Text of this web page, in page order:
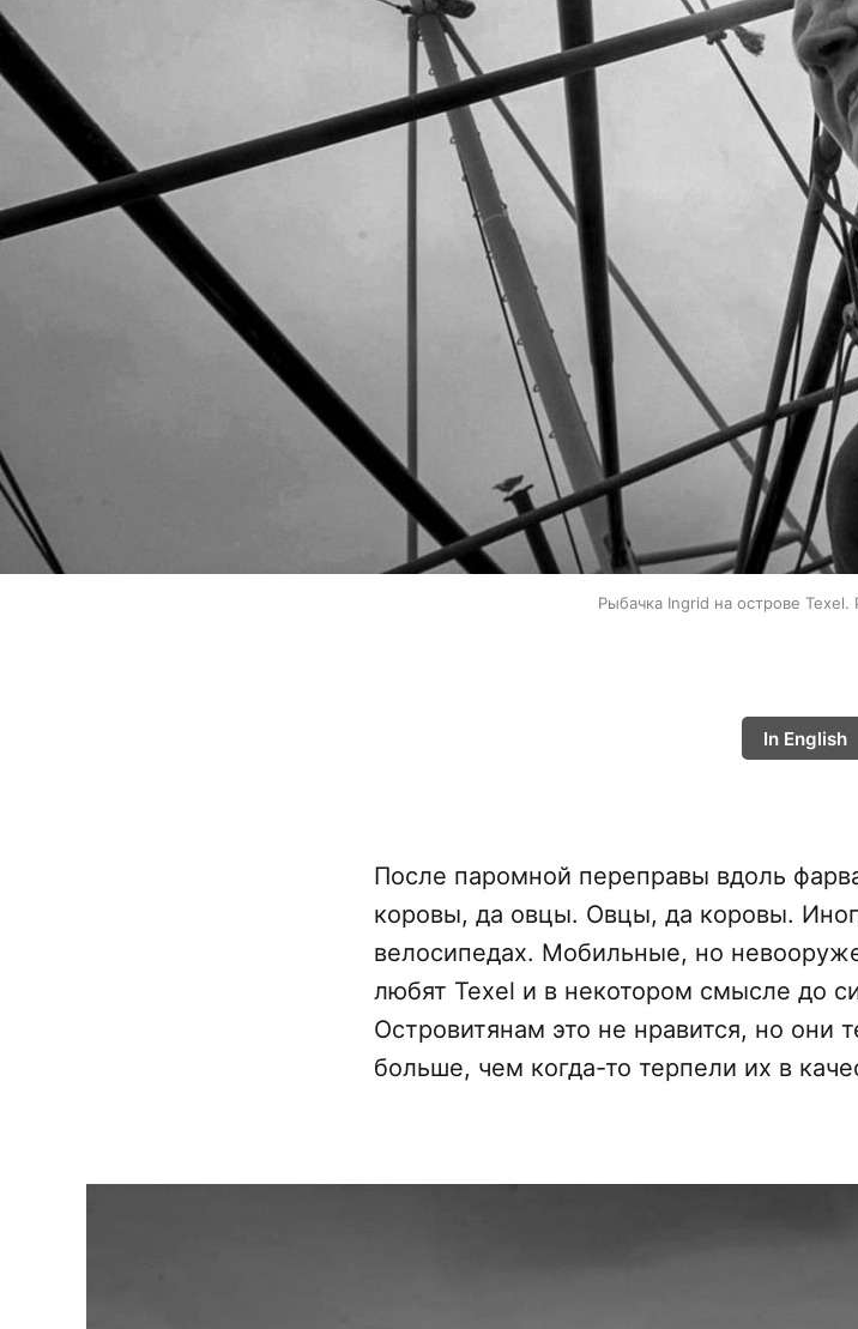
Рыбачка Ingrid на острове Texel.
In English
После паромной переправы вдоль
коровы, да овцы. Овцы, да коровы.
велосипедах. Мобильные, но
любят Texel и в некотором смысле до
Островитянам это не нравится, но они
больше, чем когда-то терпели их в